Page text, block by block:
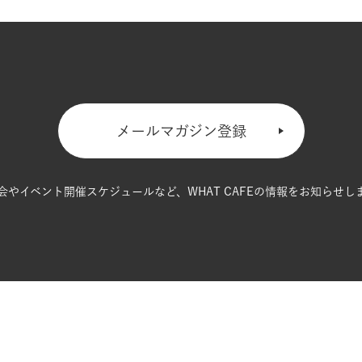
メールマガジン登録
やイベント開催スケジュールなど、 WHAT CAFEの情報をお知らせし